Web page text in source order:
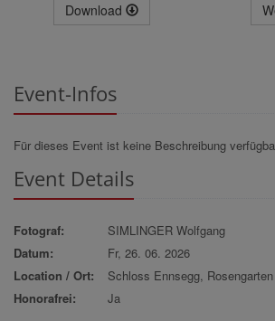
Download
Event-Infos
Für dieses Event ist keine Beschreibung
Event Details
Fotograf:
SIMLINGER Wolfgang
Datum:
Fr, 26. 06. 2026
Location / Ort:
Schloss Ennsegg, Rosengarten
Honorafrei:
Ja